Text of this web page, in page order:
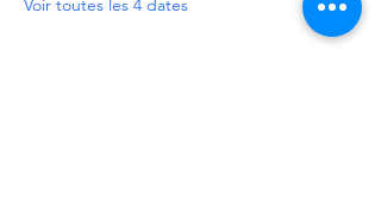
Voir toutes les 4 dates